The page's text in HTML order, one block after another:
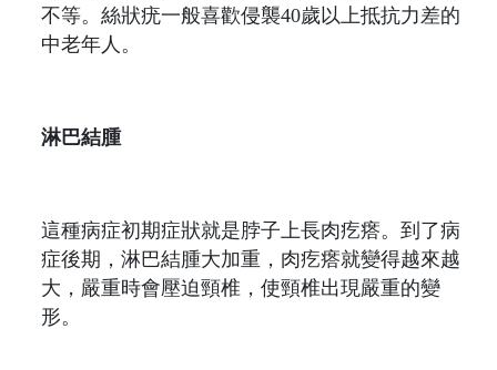
不等。絲狀疣一般喜歡侵襲40歲以上抵抗力差的
中老年人。
淋巴結腫
這種病症初期症狀就是脖子上長肉疙瘩。到了病
症後期，淋巴結腫大加重，肉疙瘩就變得越來越
大，嚴重時會壓迫頸椎，使頸椎出現嚴重的變
形。